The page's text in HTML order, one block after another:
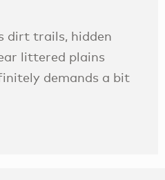
dirt trails, hidden
littered plains
demands a bit